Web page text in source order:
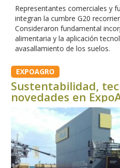
Representantes comerciales y
integran la cumbre G20
Consideraron fundamental
alimentaria y la aplicación
avasallamiento de los suelos.
EXPOAGRO
Sustentabilidad,
novedades en